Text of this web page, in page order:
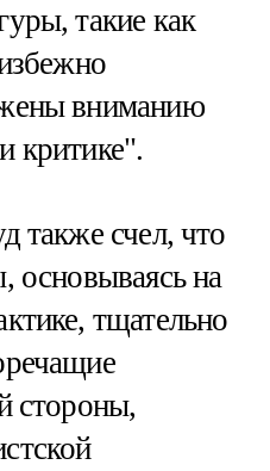
такие как
вниманию
критике".
также счел, что
основываясь на
тщательно
стороны,